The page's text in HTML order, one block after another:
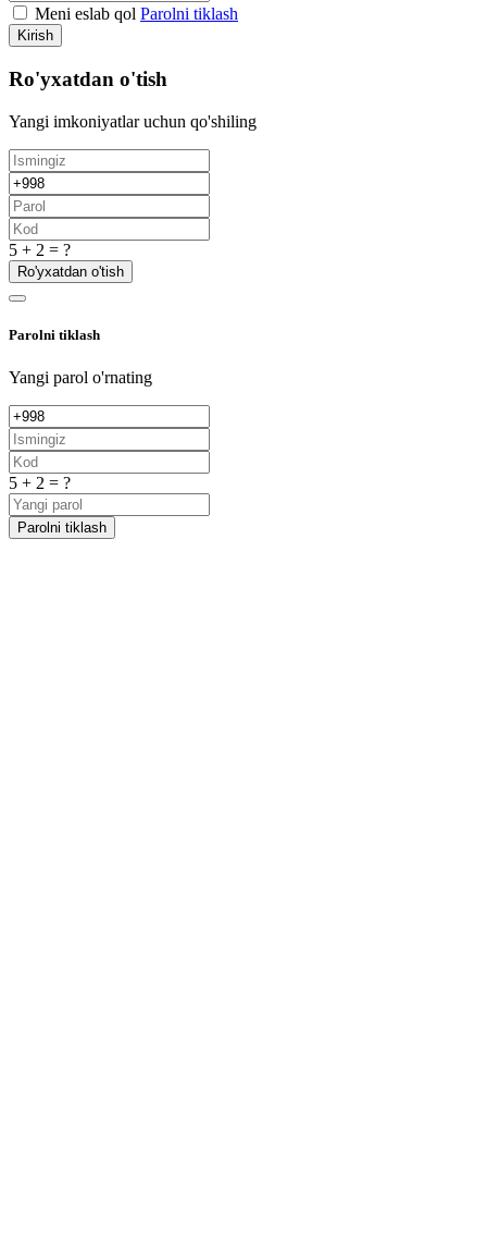
Meni eslab qol Parolni tiklash
Kirish
Ro'yxatdan o'tish
Yangi imkoniyatlar uchun qo'shiling
5 + 2 = ?
Ro'yxatdan o'tish
Parolni tiklash
Yangi parol o'rnating
5 + 2 = ?
Parolni tiklash